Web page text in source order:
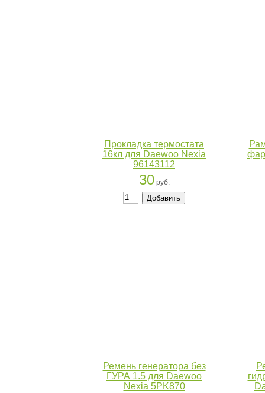
Прокладка термостата
16кл для Daewoo Nexia
96143112
30 руб.
Ремень генератора без
ГУРА 1.5 для Daewoo
Nexia 5PK870